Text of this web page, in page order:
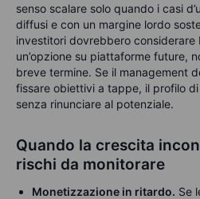
senso scalare solo quando i casi
diffusi e con un margine lordo
investitori dovrebbero considerare
un’opzione su piattaforme future,
breve termine. Se il management
fissare obiettivi a tappe, il profilo
senza rinunciare al potenziale.
Quando la crescita
rischi da monitorare
Monetizzazione in ritardo. Se